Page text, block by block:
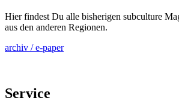
Hier findest Du alle bisherigen subculture
aus den anderen Regionen.
archiv / e-paper
Service